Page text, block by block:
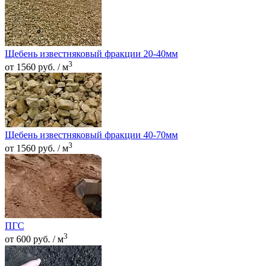
Щебень известняковый фракции 20-40мм
от 1560 руб. / м3
Щебень известняковый фракции 40-70мм
от 1560 руб. / м3
ПГС
от 600 руб. / м3